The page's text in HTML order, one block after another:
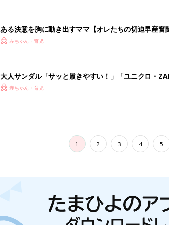
ある決意を胸に動き出すママ【オレたちの切迫早産奮
赤ちゃん・育児
大人サンダル「サッと履きやすい！」「ユニクロ・
赤ちゃん・育児
1 2 3 4 5